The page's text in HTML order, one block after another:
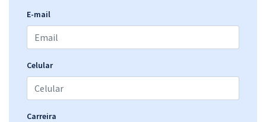
E-mail
Celular
Carreira